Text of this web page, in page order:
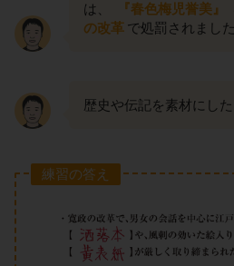
は、
『春色梅児誉美』
の改革 で処罰されました
歴史や伝記を素材にした
練習の答え